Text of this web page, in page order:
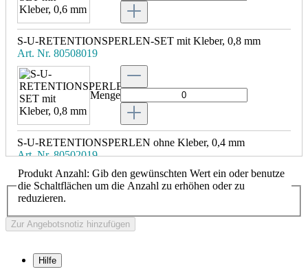
S-U-RETENTIONSPERLEN-SET mit Kleber, 0,8 mm
Art. Nr. 80508019
Menge
S-U-RETENTIONSPERLEN ohne Kleber, 0,4 mm
Art. Nr. 80502019
Art. Nr. 80503019
Produkt Anzahl: Gib den gewünschten Wert ein oder benutze
die Schaltflächen um die Anzahl zu erhöhen oder zu
reduzieren.
Zur Angebotsnotiz hinzufügen
Hilfe